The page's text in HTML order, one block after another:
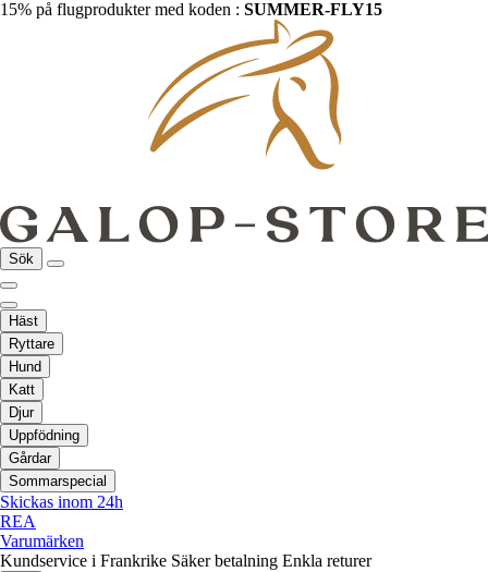
15% på flugprodukter med koden : SUMMER-FLY15
Sök
Häst
Ryttare
Hund
Katt
Djur
Uppfödning
Gårdar
Sommarspecial
Skickas inom 24h
REA
Varumärken
Kundservice i Frankrike Säker betalning Enkla returer